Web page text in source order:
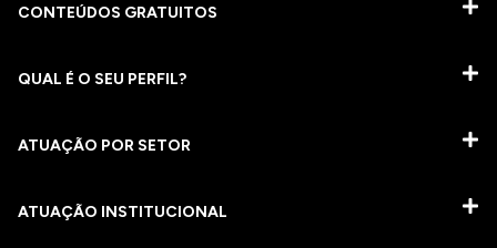
CONTEÚDOS GRATUITOS
QUAL É O SEU PERFIL?
ATUAÇÃO POR SETOR
ATUAÇÃO INSTITUCIONAL